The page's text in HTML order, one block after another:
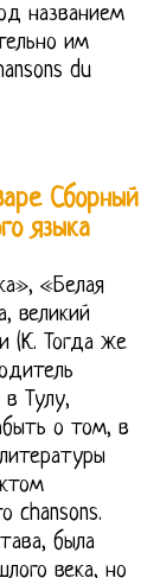
названием
им
du
Сборный
языка
«Белая
великий
(К. Тогда же
Тулу,
о том, в
chansons.
была
века, но